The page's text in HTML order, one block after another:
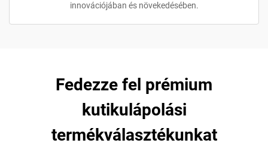
innovációjában és növekedésében.
Fedezze fel prémium
kutikulápolási
termékválasztékunkat